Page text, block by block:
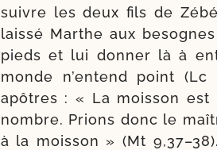
suivre les deux fils de
lais­sé Marthe aux
pieds et lui don­ner là à
monde n’en­tend point
apôtres : « La mois­son
nombre. Prions donc le
à la mois­son » (Mt